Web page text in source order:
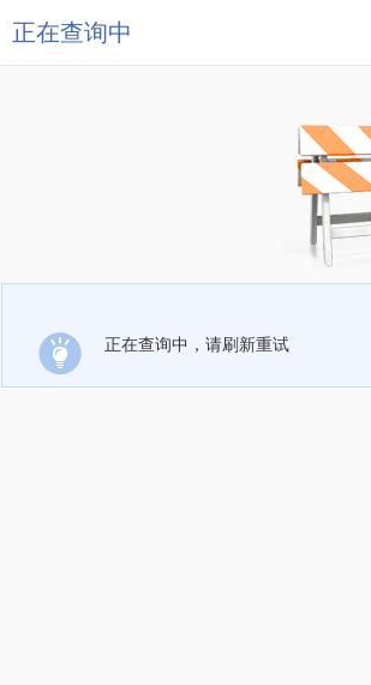
正在查询中
正在查询中，请刷新重试